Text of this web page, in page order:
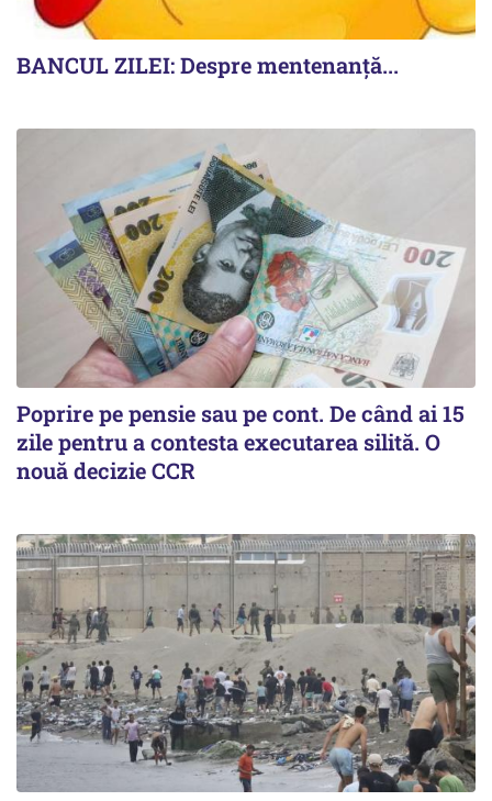
BANCUL ZILEI: Despre mentenanță...
Poprire pe pensie sau pe cont. De când ai 15
zile pentru a contesta executarea silită. O
nouă decizie CCR